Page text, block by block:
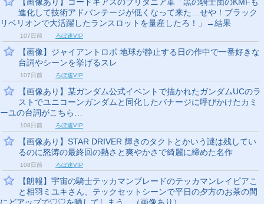
進化して技術アドバンテージが低くなって来た…せや！ブラック
リベリオンで大活躍したランスロットを量産したろ！」→結果
107日前 ろぼ速VIP
【画像】ジャイアントロボ 地球が静止する日の作中で一番好きな
台詞やシーンを挙げるスレ
107日前 ろぼ速VIP
【画像あり】某ガンダム公式イベントで描かれたガンダムUCのラ
ストでユニコーンガンダムと同化したバナージに呼びかけたカミ
ーユの台詞がこちら…
108日前 ろぼ速VIP
【画像あり】STAR DRIVER 輝きのタクトとかいう謎は残してい
るのに怒涛の最終回の熱さと爽やかさで綺麗に締めた名作
108日前 ろぼ速VIP
【朗報】宇宙の騎士テッカマンブレードのテッカマンレイピアこ
と相羽ミユキさん、テックセットシーンで平日の夕方のお茶の間
にどアップで♡♡を晒してしまう…（画像あり）